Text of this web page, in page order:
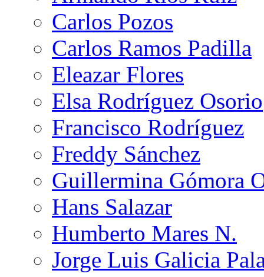
Carlos Pozos
Carlos Ramos Padilla
Eleazar Flores
Elsa Rodríguez Osorio
Francisco Rodríguez
Freddy Sánchez
Guillermina Gómora
Hans Salazar
Humberto Mares N.
Jorge Luis Galicia